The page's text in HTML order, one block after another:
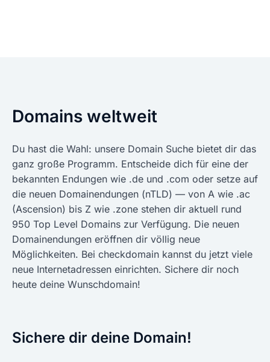
Domains weltweit
Du hast die Wahl: unsere Domain Suche bietet dir das
ganz große Programm. Entscheide dich für eine der
bekannten Endungen wie .de und .com oder setze auf
die neuen Domainendungen (nTLD) — von A wie .ac
(Ascension) bis Z wie .zone stehen dir aktuell rund
950 Top Level Domains zur Verfügung. Die neuen
Domainendungen eröffnen dir völlig neue
Möglichkeiten. Bei checkdomain kannst du jetzt viele
neue Internetadressen einrichten. Sichere dir noch
heute deine Wunschdomain!
Sichere dir deine Domain!